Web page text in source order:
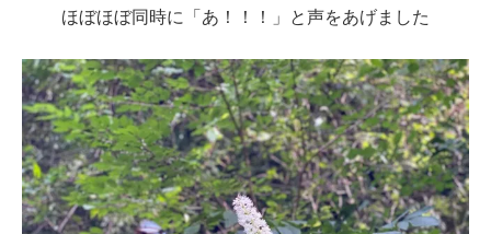
ほぼほぼ同時に「あ！！！」と声をあげました